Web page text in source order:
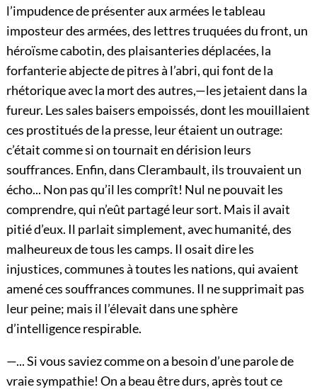
l’impudence de présenter aux armées le tableau
imposteur des armées, des lettres truquées du front, un
héroïsme cabotin, des plaisanteries déplacées, la
forfanterie abjecte de pitres à l’abri, qui font de la
rhétorique avec la mort des autres,—les jetaient dans la
fureur. Les sales baisers empoissés,dont les mouillaient
ces prostitués de la presse, leur étaient un outrage:
c’était comme si on tournait en dérision leurs
souffrances. Enfin, dans Clerambault, ils trouvaient un
écho... Non pas qu’il les comprît! Nul ne pouvait les
comprendre, qui n’eût partagé leur sort. Mais il avait
pitié d’eux. Il parlait simplement, avec humanité, des
malheureux de tous les camps. Il osait dire les
injustices, communes à toutes les nations, qui avaient
amené ces souffrances communes. Il ne supprimait pas
leur peine; mais il l’élevait dans une sphère
d’intelligence respirable.
—... Si vous saviez comme on a besoin d’une parole de
vraie sympathie! On a beau être durs, après tout ce